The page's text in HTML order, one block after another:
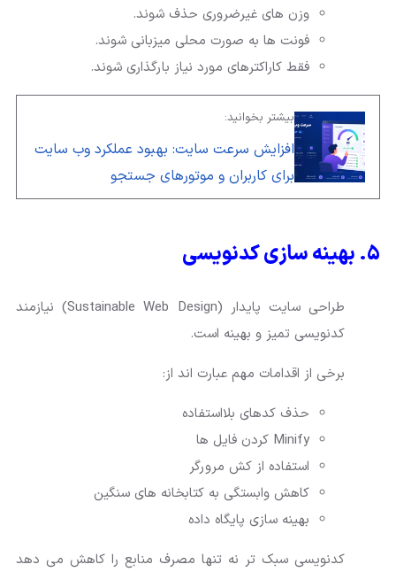
وزن های غیرضروری حذف شوند.
فونت ها به صورت محلی میزبانی شوند.
فقط کاراکترهای مورد نیاز بارگذاری شوند.
بیشتر بخوانید:
افزایش سرعت سایت: بهبود عملکرد وب سایت
برای کاربران و موتورهای جستجو
۵. بهینه سازی کدنویسی
طراحی سایت پایدار (Sustainable Web Design) نیازمند
کدنویسی تمیز و بهینه است.
برخی از اقدامات مهم عبارت اند از:
حذف کدهای بلااستفاده
Minify کردن فایل ها
استفاده از کش مرورگر
کاهش وابستگی به کتابخانه های سنگین
بهینه سازی پایگاه داده
کدنویسی سبک تر نه تنها مصرف منابع را کاهش می دهد